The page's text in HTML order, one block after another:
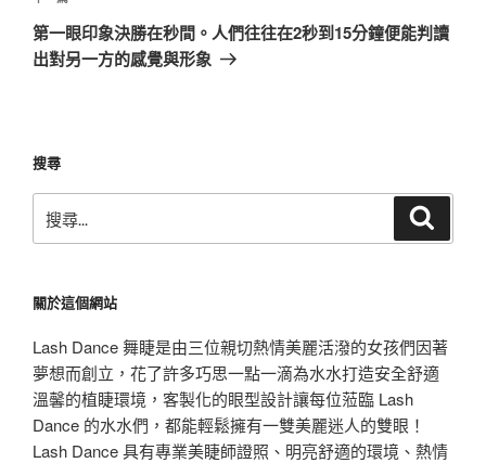
一
篇
第一眼印象決勝在秒間。人們往往在2秒到15分鐘便能判讀
出對另一方的感覺與形象
搜尋
尋
字:
關於這個網站
Lash Dance 舞睫是由三位親切熱情美麗活潑的女孩們因著
夢想而創立，花了許多巧思一點一滴為水水打造安全舒適
溫馨的植睫環境，客製化的眼型設計讓每位蒞臨 Lash
Dance 的水水們，都能輕鬆擁有一雙美麗迷人的雙眼！
Lash Dance 具有專業美睫師證照、明亮舒適的環境、熱情